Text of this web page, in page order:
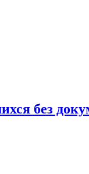
без